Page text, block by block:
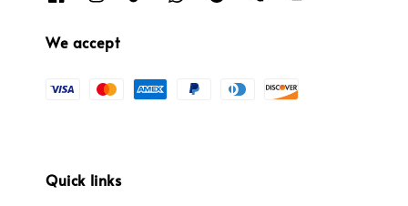
We accept
Quick links